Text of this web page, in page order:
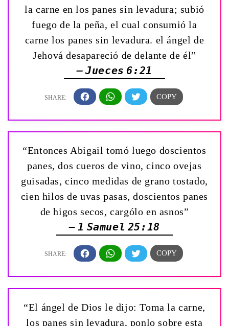
la carne en los panes sin levadura; subió
fuego de la peña, el cual consumió la
carne los panes sin levadura. el ángel de
Jehová desapareció de delante de él”
— Jueces 6:21
“Entonces Abigail tomó luego doscientos
panes, dos cueros de vino, cinco ovejas
guisadas, cinco medidas de grano tostado,
cien hilos de uvas pasas, doscientos panes
de higos secos, cargólo en asnos”
— 1 Samuel 25:18
“El ángel de Dios le dijo: Toma la carne,
los panes sin levadura, ponlo sobre esta